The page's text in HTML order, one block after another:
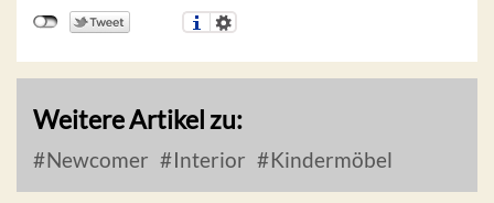
Weitere Artikel zu:
Newcomer Interior Kindermöbel